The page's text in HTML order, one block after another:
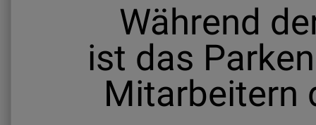
Während
ist das
Mitarbeitern